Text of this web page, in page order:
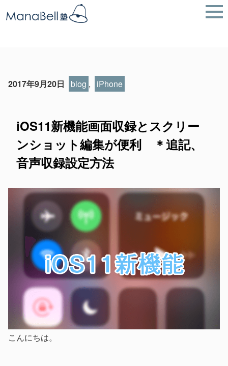
2017年9月20日 blog , iPhone
iOS11新機能画面収録とスクリー
ンショット編集が便利 ＊追記、
音声収録設定方法
こんにちは。